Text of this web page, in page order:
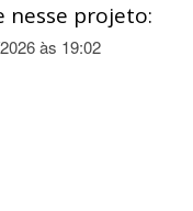
nesse projeto:
às 19:02